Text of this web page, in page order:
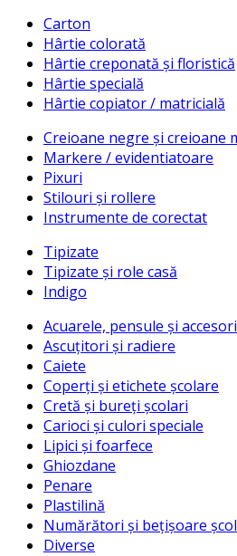
Carton
Hârtie colorată
Hârtie creponată și floristică
Hârtie specială
Hârtie copiator / matricială
Creioane negre și creioane
Markere / evidentiatoare
Pixuri
Stilouri și rollere
Instrumente de corectat
Tipizate
Tipizate și role casă
Indigo
Acuarele, pensule și
Ascuțitori și radiere
Caiete
Coperți și etichete școlare
Cretă și bureți școlari
Carioci și culori speciale
Lipici și foarfece
Ghiozdane
Penare
Plastilină
Numărători și bețișoare
Diverse